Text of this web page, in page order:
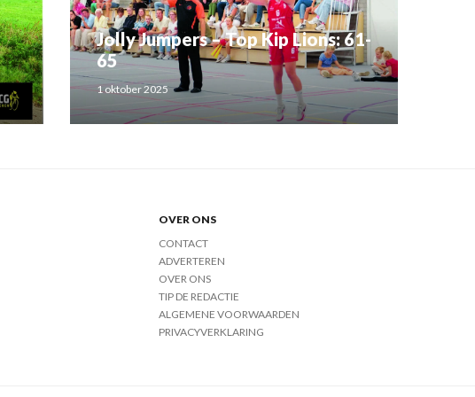
Jolly Jumpers – Top Kip Lions: 61-
65
1 oktober 2025
OVER ONS
CONTACT
ADVERTEREN
OVER ONS
TIP DE REDACTIE
ALGEMENE VOORWAARDEN
PRIVACYVERKLARING